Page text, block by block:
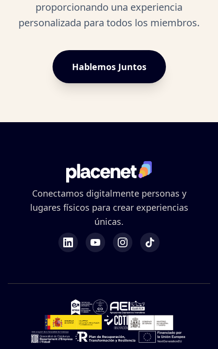
proporcionando una experiencia
personalizada para todos los miembros.
Hablemos Juntos
Conectamos digitalmente personas y
lugares físicos para crear experiencias
únicas.